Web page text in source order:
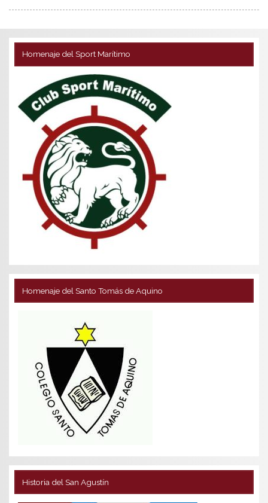
Homenaje del Sport Marítimo
Homenaje del Santo Tomás de Aquino
Historia del San Agustín